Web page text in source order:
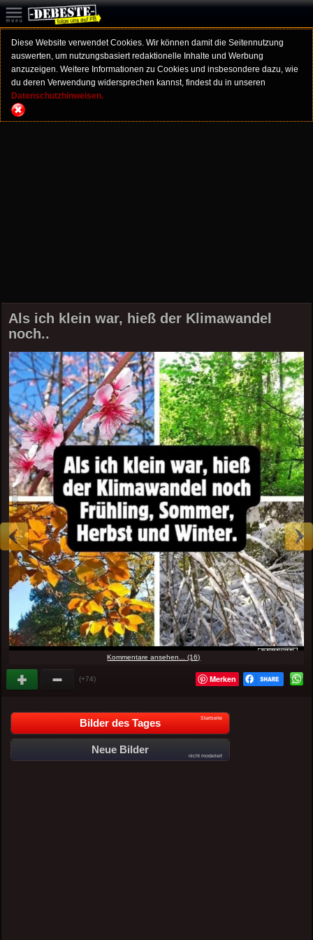
Diese Website verwendet Cookies. Wir können damit die Seitennutzung
auswerten, um nutzungsbasiert redaktionelle Inhalte und Werbung
anzuzeigen. Weitere Informationen zu Cookies und insbesondere dazu, wie
du deren Verwendung widersprechen kannst, findest du in unseren
Datenschutzhinweisen.
Als ich klein war, hieß der Klimawandel
noch..
Kommentare ansehen... (16)
(+74) Merken
Bilder des Tages Startseite
Neue Bilder
nicht moderiert